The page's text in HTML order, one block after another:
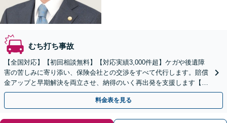
むち打ち事故
【全国対応】【初回相談無料】【対応実績3,000件超】ケガや後遺障
害の苦しみに寄り添い、保険会社との交渉をすべて代行します。賠償
金アップと早期解決を両立させ、納得のいく再出発を支援します【夜
間や休日相談可】
料金表を見る